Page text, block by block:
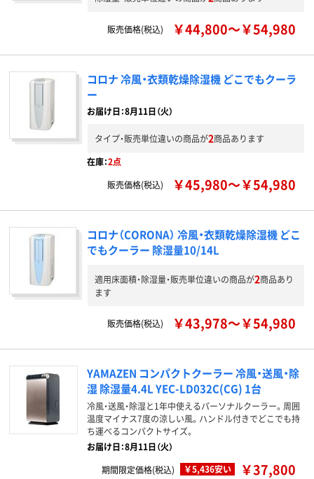
販売価格(税込) ￥44,800～￥54,980
コロナ 冷風・衣類乾燥除湿機 どこでもクーラ
ー
お届け日：8月11日（火）
タイプ・販売単位違いの商品が2商品あります
在庫：2点
販売価格(税込)
￥45,980～￥54,980
コロナ（CORONA） 冷風・衣類乾燥除湿機 どこ
でもクーラー 除湿量10/14L
適用床面積・除湿量・販売単位違いの商品が2商品あり
ます
販売価格(税込) ￥43,978～￥54,980
YAMAZEN コンパクトクーラー 冷風・送風・除
湿 除湿量4.4L YEC-LD032C(CG) 1台
冷風・送風・除湿と1年中使えるパーソナルクーラー。周囲
温度マイナス7度の涼しい風。ハンドル付きでどこでも持
ち運べるコンパクトサイズ。
お届け日：8月11日（火）
期間限定価格(税込)
￥5,436安い ￥37,800